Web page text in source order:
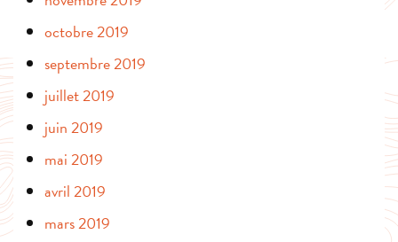
octobre 2019
septembre 2019
juillet 2019
juin 2019
mai 2019
avril 2019
mars 2019